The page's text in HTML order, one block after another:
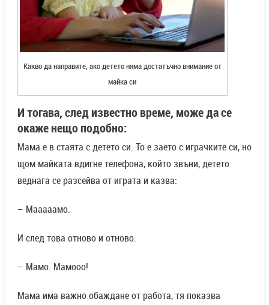
Какво да направите, ако детето няма достатъчно внимание от
майка си
И тогава, след известно време, може да се
окаже нещо подобно:
Мама е в стаята с детето си. То е заето с играчките си, но
щом майката вдигне телефона, който звъни, детето
веднага се разсейва от играта и казва:
– Мааааамо.
И след това отново и отново:
– Мамо. Мамооо!
Мама има важно обаждане от работа, тя показва